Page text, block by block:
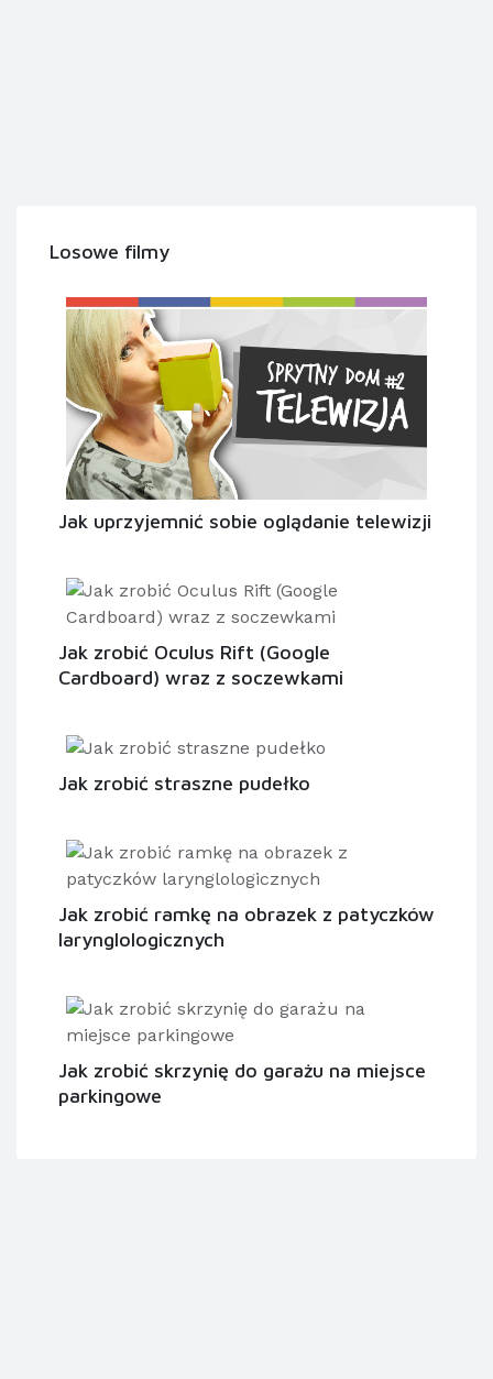
Losowe filmy
Jak uprzyjemnić sobie oglądanie telewizji
Jak zrobić Oculus Rift (Google
Cardboard) wraz z soczewkami
Jak zrobić straszne pudełko
Jak zrobić ramkę na obrazek z patyczków
larynglologicznych
Jak zrobić skrzynię do garażu na miejsce
parkingowe